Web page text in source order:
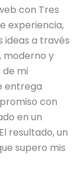
con Tres
experiencia,
ideas a través
moderno y
mi
entrega
con
en un
resultado, un
supero mis